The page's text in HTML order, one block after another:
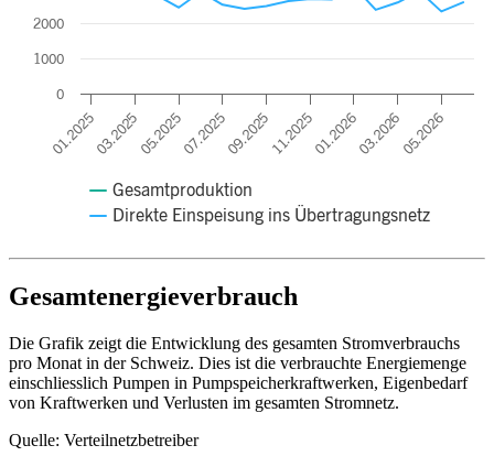
Gesamtproduktion
Direkte Einspeisung ins Übertragungsnetz
01.202503.202505.202507.202509.202511.202501.202603.202605.2026
0
1000
2000
End of interactive chart.
Gesamtenergieverbrauch
Die Grafik zeigt die Entwicklung des gesamten Stromverbrauchs
pro Monat in der Schweiz. Dies ist die verbrauchte Energiemenge
einschliesslich Pumpen in Pumpspeicherkraftwerken, Eigenbedarf
von Kraftwerken und Verlusten im gesamten Stromnetz.
Quelle: Verteilnetzbetreiber